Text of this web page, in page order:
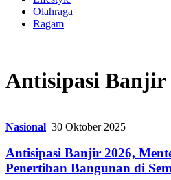
Olahraga
Ragam
Antisipasi Banjir
Nasional 30 Oktober 2025
Antisipasi Banjir 2026,
Penertiban Bangunan di